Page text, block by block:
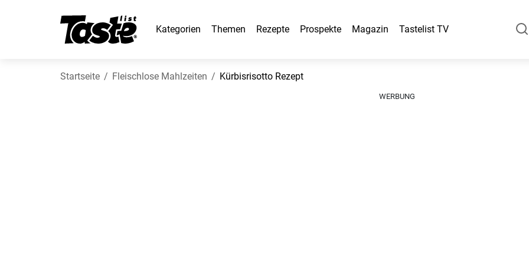
Kategorien Themen Rezepte Prospekte Magazin Tastelist TV
Startseite Fleischlose Mahlzeiten Kürbisrisotto Rezept
WERBUNG